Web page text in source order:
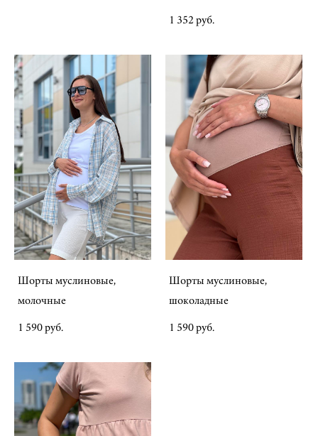
1 352 pуб.
Шорты муслиновые,
молочные
1 590 pуб.
Шорты муслиновые,
шоколадные
1 590 pуб.